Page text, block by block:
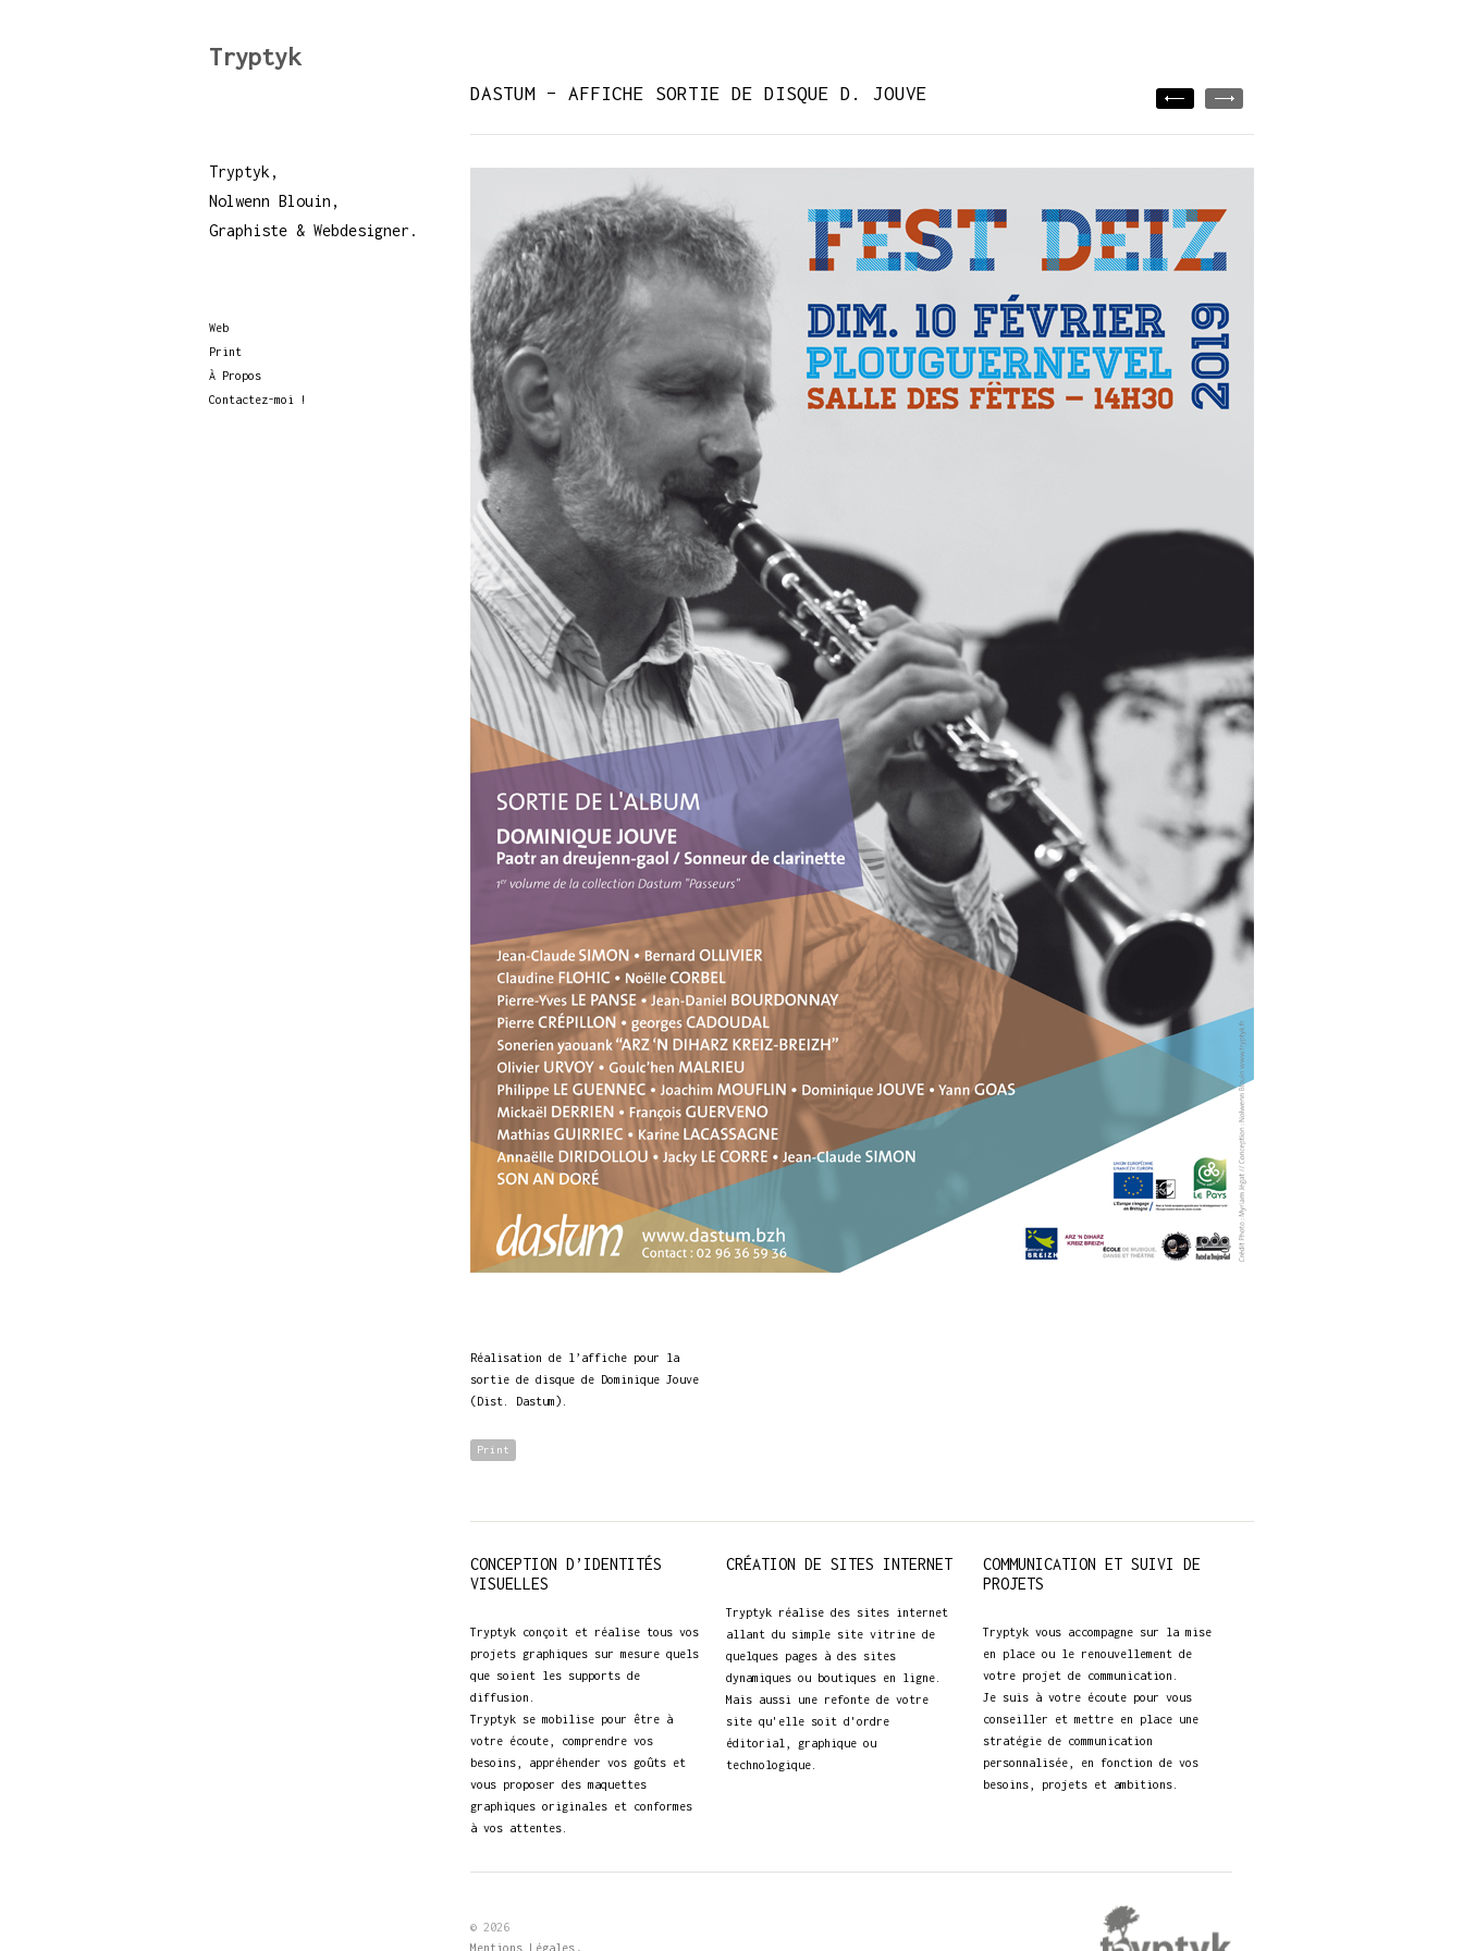
Tryptyk
Tryptyk,
Nolwenn Blouin,
Graphiste & Webdesigner.
Web
Print
À Propos
Contactez-moi !
DASTUM – AFFICHE SORTIE DE DISQUE D. JOUVE
Réalisation de l’affiche pour la
sortie de disque de Dominique Jouve
(Dist. Dastum).
Print
CONCEPTION D’IDENTITÉS
VISUELLES
Tryptyk conçoit et réalise tous vos
projets graphiques sur mesure quels
que soient les supports de
diffusion.
Tryptyk se mobilise pour être à
votre écoute, comprendre vos
besoins, appréhender vos goûts et
vous proposer des maquettes
graphiques originales et conformes
à vos attentes.
CRÉATION DE SITES INTERNET
Tryptyk réalise des sites internet
allant du simple site vitrine de
quelques pages à des sites
dynamiques ou boutiques en ligne.
Mais aussi une refonte de votre
site qu'elle soit d'ordre
éditorial, graphique ou
technologique.
COMMUNICATION ET SUIVI DE
PROJETS
Tryptyk vous accompagne sur la mise
en place ou le renouvellement de
votre projet de communication.
Je suis à votre écoute pour vous
conseiller et mettre en place une
stratégie de communication
personnalisée, en fonction de vos
besoins, projets et ambitions.
© 2026
Mentions Légales .